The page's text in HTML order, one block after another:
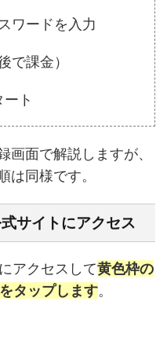
ワードを入力
で課金）
ト
画面で解説しますが、
は同様です。
サイトにアクセス
にアクセスして黄色枠の
タップします。